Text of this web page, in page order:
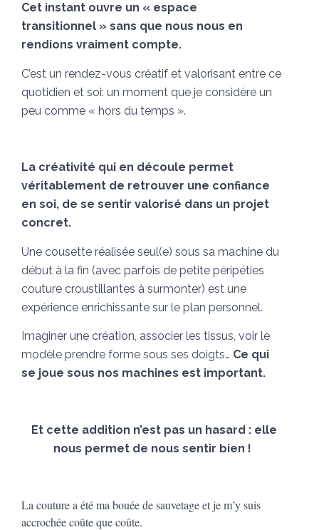
Cet instant ouvre un « espace
transitionnel » sans que nous nous en
rendions vraiment compte.
C’est un rendez-vous créatif et valorisant entre ce
quotidien et soi: un moment que je considère un
peu comme « hors du temps ».
La créativité qui en découle permet
véritablement de retrouver une confiance
en soi, de se sentir valorisé dans un projet
concret.
Une cousette réalisée seul(e) sous sa machine du
début à la fin (avec parfois de petite péripéties
couture croustillantes à surmonter) est une
expérience enrichissante sur le plan personnel.
Imaginer une création, associer les tissus, voir le
modèle prendre forme sous ses doigts… Ce qui
se joue sous nos machines est important.
Et cette addition n’est pas un hasard : elle
nous permet de nous sentir bien !
La couture a été ma bouée de sauvetage et je m’y suis
accrochée coûte que coûte.